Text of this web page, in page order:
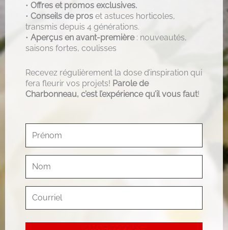
• Offres et promos exclusives.
• Conseils de pros et astuces horticoles,
transmis depuis 4 générations.
• Aperçus en avant-première: nouveautés,
saisons fortes, coulisses
Recevez régulièrement la dose d’inspiration qui
fera fleurir vos projets! Parole de
Charbonneau, c’est l’expérience qu’il vous faut!